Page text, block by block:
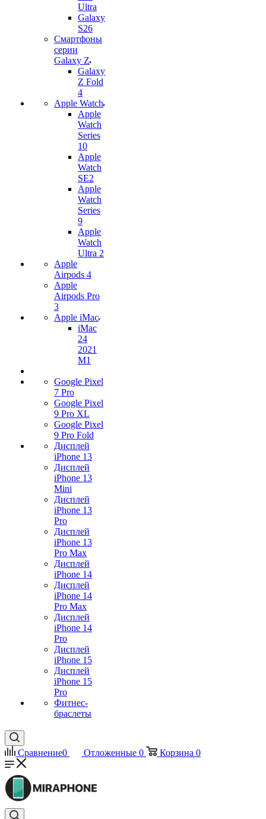
Ultra
Galaxy
S26
Смартфоны
серии
Galaxy Z
Galaxy
Z Fold
4
Apple Watch
Apple
Watch
Series
10
Apple
Watch
SE2
Apple
Watch
Series
9
Apple
Watch
Ultra 2
Apple
Airpods 4
Apple
Airpods Pro
3
Apple iMac
iMac
24
2021
M1
Google Pixel
7 Pro
Google Pixel
9 Pro XL
Google Pixel
9 Pro Fold
Дисплей
iPhone 13
Дисплей
iPhone 13
Mini
Дисплей
iPhone 13
Pro
Дисплей
iPhone 13
Pro Max
Дисплей
iPhone 14
Дисплей
iPhone 14
Pro Max
Дисплей
iPhone 14
Pro
Дисплей
iPhone 15
Дисплей
iPhone 15
Pro
Фитнес-
браслеты
Сравнение0 Отложенные 0 Корзина 0